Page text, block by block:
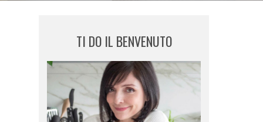
TI DO IL BENVENUTO